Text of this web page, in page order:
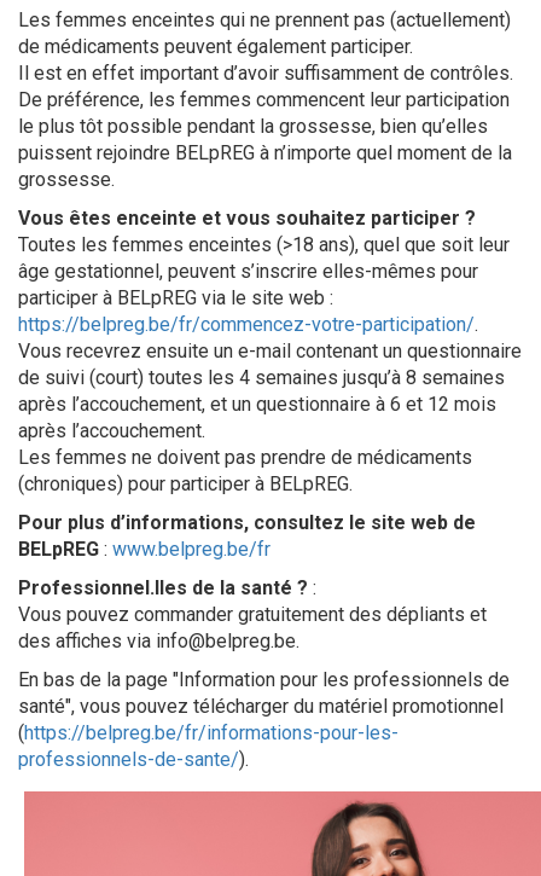
Les femmes enceintes qui ne prennent pas (actuellement)
de médicaments peuvent également participer.
Il est en effet important d’avoir suffisamment de contrôles.
De préférence, les femmes commencent leur participation
le plus tôt possible pendant la grossesse, bien qu’elles
puissent rejoindre BELpREG à n’importe quel moment de la
grossesse.
Vous êtes enceinte et vous souhaitez participer ?
Toutes les femmes enceintes (>18 ans), quel que soit leur
âge gestationnel, peuvent s’inscrire elles-mêmes pour
participer à BELpREG via le site web :
https://belpreg.be/fr/commencez-votre-participation/.
Vous recevrez ensuite un e-mail contenant un questionnaire
de suivi (court) toutes les 4 semaines jusqu’à 8 semaines
après l’accouchement, et un questionnaire à 6 et 12 mois
après l’accouchement.
Les femmes ne doivent pas prendre de médicaments
(chroniques) pour participer à BELpREG.
Pour plus d’informations, consultez le site web de
BELpREG : www.belpreg.be/fr
Professionnel.lles de la santé ? :
Vous pouvez commander gratuitement des dépliants et
des affiches via info@belpreg.be.
En bas de la page "Information pour les professionnels de
santé", vous pouvez télécharger du matériel promotionnel
(https://belpreg.be/fr/informations-pour-les-
professionnels-de-sante/).